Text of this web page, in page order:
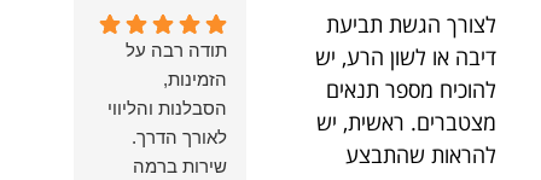
לצורך הגשת תביעת
דיבה או לשון הרע, יש
להוכיח מספר תנאים
מצטברים. ראשית, יש
להראות שהתבצע
הצלחה, ברכה
ובשורות טובות.
שמעון האן
משרד עורכי דין
ונוטריון
התהליך.
המקצועיות,
הסבלנות,
היסודיות
והאכפתיות שלו
ולשירותך בכל
עת גם בהמשך.
שמעון האן
משרד עורכי דין
ונוטריון
תודה רבה על
הזמינות,
הסבלנות והליווי
שירות ברמה